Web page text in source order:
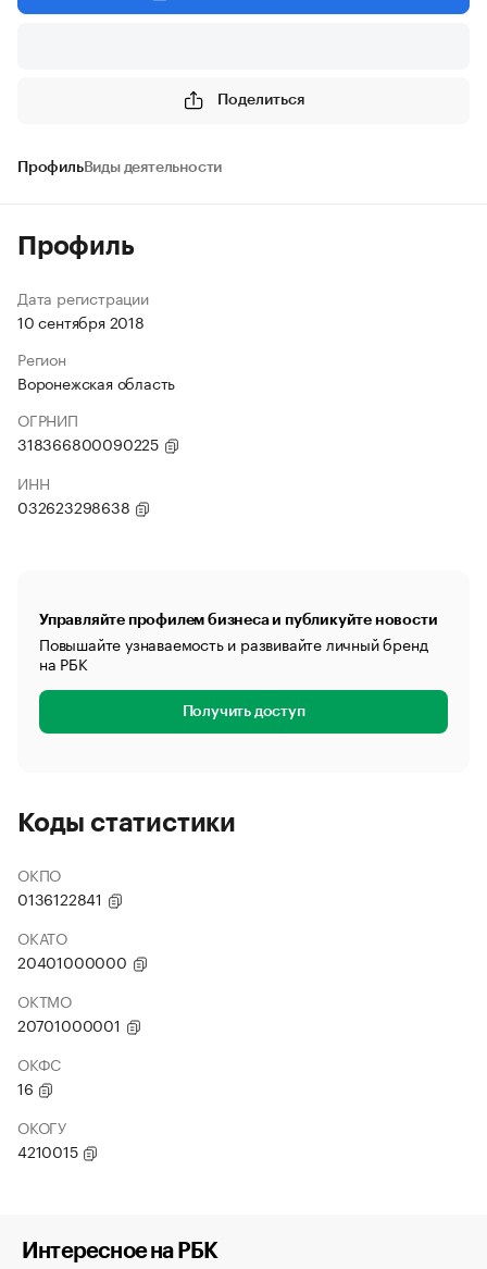
Поделиться
ПрофильВиды деятельности
Профиль
Дата регистрации
10 сентября 2018
Регион
Воронежская область
ОГРНИП
318366800090225
ИНН
032623298638
Управляйте профилем бизнеса и публикуйте новости
Повышайте узнаваемость и развивайте личный бренд
на РБК
Получить доступ
Коды статистики
ОКПО
0136122841
ОКАТО
20401000000
ОКТМО
20701000001
ОКФС
16
ОКОГУ
4210015
Интересное на РБК